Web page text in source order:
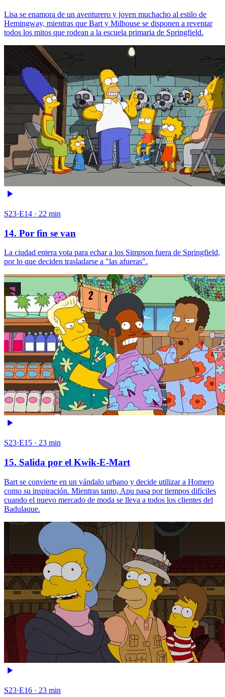
Lisa se enamora de un aventurero y joven muchacho al estilo de
Hemingway, mientras que Bart y Milhouse se disponen a reventar
todos los mitos que rodean a la escuela primaria de Springfield.
S23·E14 · 22 min
14. Por fin se van
La ciudad entera vota para echar a los Simpson fuera de Springfield,
por lo que deciden trasladarse a "las afueras".
S23·E15 · 23 min
15. Salida por el Kwik-E-Mart
Bart se convierte en un vándalo urbano y decide utilizar a Homero
como su inspiración. Mientras tanto, Apu pasa por tiempos difíciles
cuando el nuevo mercado de moda se lleva a todos los clientes del
Badulaque.
S23·E16 · 23 min